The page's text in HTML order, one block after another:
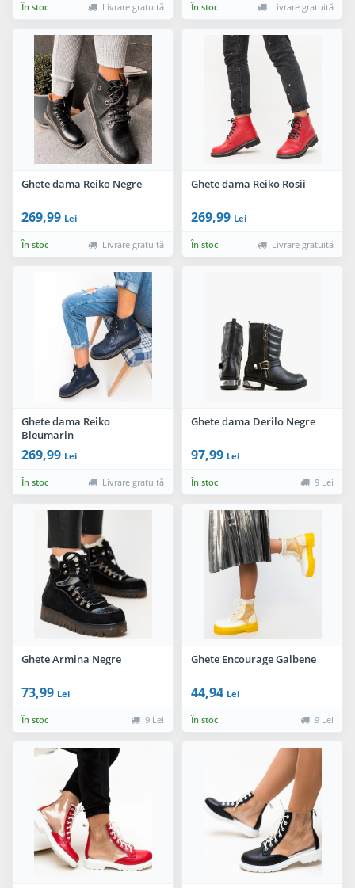
În stoc Livrare gratuită În stoc Livrare gratuită
Ghete dama Reiko Negre
269,99 Lei
În stoc Livrare gratuită
Ghete dama Reiko Rosii
269,99 Lei
În stoc Livrare gratuită
Ghete dama Reiko
Bleumarin
269,99 Lei
În stoc Livrare gratuită
Ghete dama Derilo Negre
97,99 Lei
În stoc 9 Lei
Ghete Armina Negre
73,99 Lei
În stoc 9 Lei
Ghete Encourage Galbene
44,94 Lei
În stoc 9 Lei